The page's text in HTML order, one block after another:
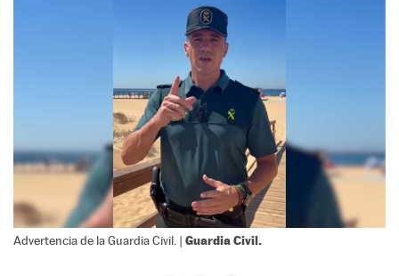
Advertencia de la Guardia Civil. | Guardia Civil.